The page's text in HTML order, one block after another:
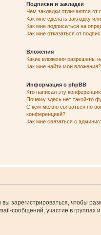
Подписки и закладки
Чем закладки отличаются от
Как мне сделать закладку
Как мне подписаться на
Как мне отказаться от
Вложения
Какие вложения разрешены
Как мне найти мои вложения?
Информация о phpBB
Кто написал эту
Почему здесь нет такой-то
С кем можно связаться по
конференцией?
Как мне связаться с
зарегистрироваться, чтобы
участие в группах